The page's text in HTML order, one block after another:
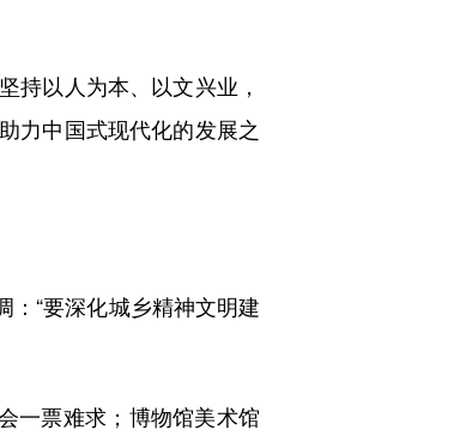
持以人为本、以文兴业，
力中国式现代化的发展之
“要深化城乡精神文明建
一票难求；博物馆美术馆